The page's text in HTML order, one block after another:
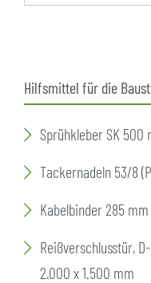
Hilfsmittel für die
Sprühkleber SK 500
Tackernadeln 53/8
Kabelbinder 285 mm
Reißverschlusstür,
2.000 x 1.500 mm